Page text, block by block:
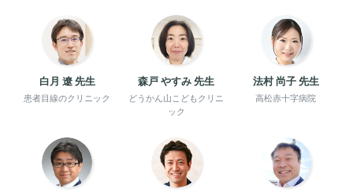
白月 遼 先生
患者目線のクリニック
森戸 やすみ 先生
どうかん山こどもクリニ
ック
法村 尚子 先生
高松赤十字病院